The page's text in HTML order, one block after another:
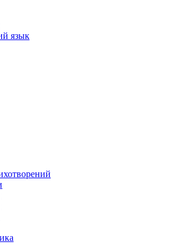
язык